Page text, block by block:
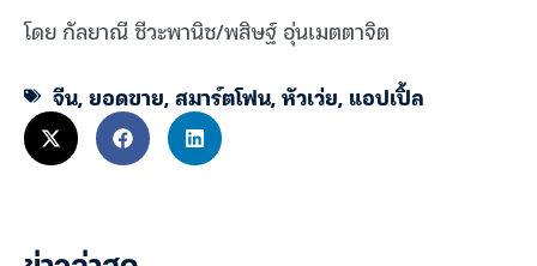
โดย กัลยาณี ชีวะพานิช/พสิษฐ์ อุ่นเมตตาจิต
จีน,ยอดขาย,สมาร์ตโฟน,หัวเว่ย, แอปเปิ้ล